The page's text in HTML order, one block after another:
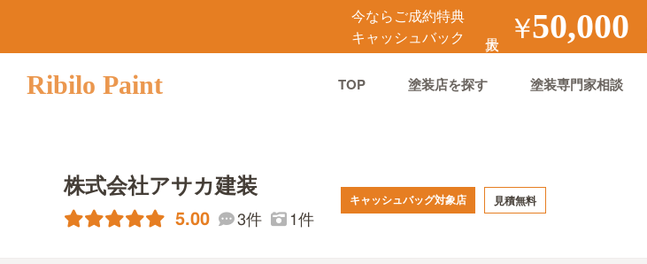
今ならご成約特典
キャッシュバック
￥50,000
Ribilo Paint TOP 塗装店を探す 塗装専門家相談
株式会社アサカ建装
5.00 3件 1件
キャッシュバッグ対象店 見積無料